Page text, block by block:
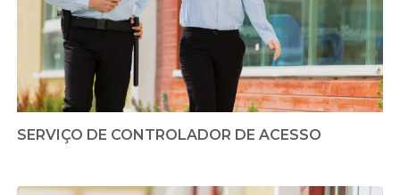
SERVIÇO DE CONTROLADOR DE ACESSO